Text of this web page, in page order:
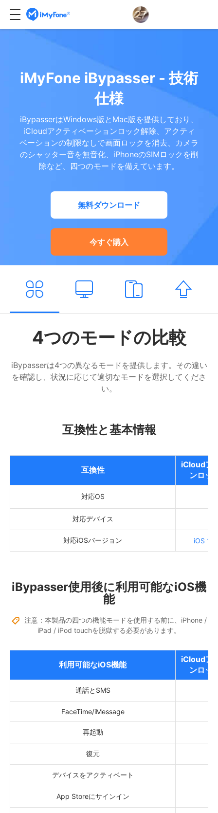
iMyFone iBypasser - 技術
仕様
iBypasserはWindows版とMac版を提供しており、
iCloudアクティベーションロック解除、アクティ
ベーションの制限なしで画面ロックを消去、カメラ
のシャッター音を無音化、iPhoneのSIMロックを削
除など、四つのモードを備えています。
無料ダウンロード
今すぐ購入
4つのモードの比較
iBypasserは4つの異なるモードを提供します。その違い
を確認し、状況に応じて適切なモードを選択してくださ
い。
互換性と基本情報
互換性
iCloudア
ンロッ
対応OS
対応デバイス
対応iOSバージョン iOS
iBypasser使用後に利用可能なiOS機
能
注意：本製品の四つの機能モードを使用する前に、iPhone /
iPad / iPod touchを脱獄する必要があります。
利用可能なiOS機能
iCloudア
ンロッ
通話とSMS
FaceTime/iMessage
再起動
復元
デバイスをアクティベート
App Storeにサインイン